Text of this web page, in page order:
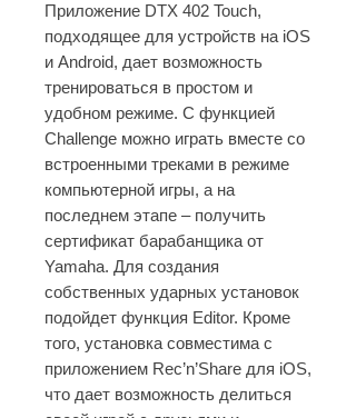
Приложение DTX 402 Touch,
подходящее для устройств на iOS
и Android, дает возможность
тренироваться в простом и
удобном режиме. С функцией
Challenge можно играть вместе со
встроенными треками в режиме
компьютерной игры, а на
последнем этапе – получить
сертификат барабанщика от
Yamaha. Для создания
собственных ударных установок
подойдет функция Editor. Кроме
того, установка совместима с
приложением Rec’n’Share для iOS,
что дает возможность делиться